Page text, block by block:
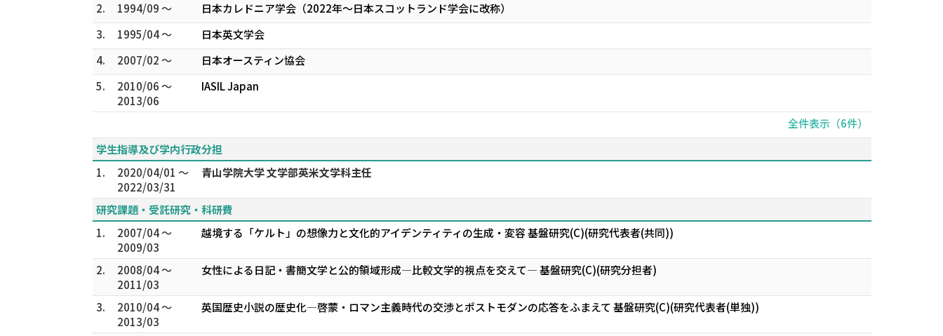
2. 1994/09 ～
日本カレドニア学会（2022年～日本スコットランド学会に改称）
3.
1995/04 ～
日本英文学会
4.
2007/02 ～
日本オースティン協会
5.
2010/06 ～
2013/06
IASIL Japan
全件表示（6件）
学生指導及び学内行政分担
1.
2020/04/01 ～
2022/03/31
青山学院大学 文学部英米文学科主任
研究課題・受託研究・科研費
1.
2007/04 ～
2009/03
越境する「ケルト」の想像力と文化的アイデンティティの生成・変容 基盤研究(C)(研究代表者(共同))
2.
2008/04 ～
2011/03
女性による日記・書簡文学と公的領域形成―比較文学的視点を交えて― 基盤研究(C)(研究分担者)
3.
2010/04 ～
2013/03
英国歴史小説の歴史化―啓蒙・ロマン主義時代の交渉とポストモダンの応答をふまえて 基盤研究(C)(研究代表者(単独))